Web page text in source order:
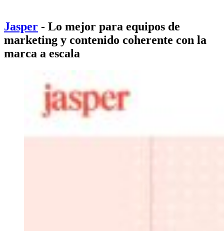
Jasper - Lo mejor para equipos de
marketing y contenido coherente con la
marca a escala